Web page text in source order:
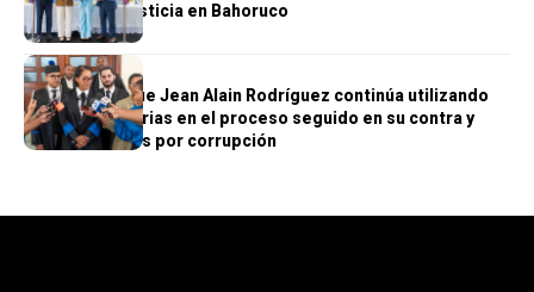
Acceso a la Justicia en Bahoruco
JUSTICIA
MP asegura que Jean Alain Rodríguez continúa utilizando
tácticas dilatorias en el proceso seguido en su contra y
otros acusados por corrupción